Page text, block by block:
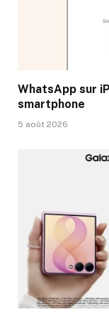
WhatsApp sur
smartphone
5 août 2026